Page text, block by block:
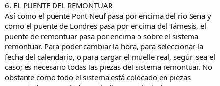
6. EL PUENTE DEL REMONTUAR
Así como el puente Pont Neuf pasa por encima del rio Sena y
como el puente de Londres pasa por encima del Támesis, el
puente de remontuar pasa por encima o sobre el sistema
remontuar. Para poder cambiar la hora, para seleccionar la
fecha del calendario, o para cargar el muelle real, según sea el
caso; es necesario todas las piezas del sistema remontuar. No
obstante como todo el sistema está colocado en piezas